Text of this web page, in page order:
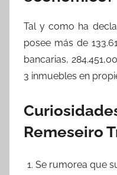
Tal y como ha
posee más de
bancarias,
3 inmuebles en
Remeseiro
Se rumorea que